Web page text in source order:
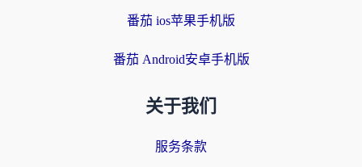
番茄 ios苹果手机版
番茄 Android安卓手机版
关于我们
服务条款